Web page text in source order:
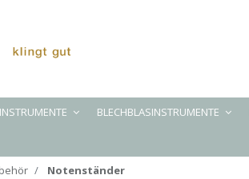
BLECHBLASINSTRUMENTE
Notenständer